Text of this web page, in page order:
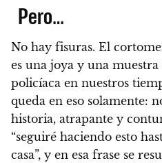
Pero…
No hay fisuras. El
es una joya y una
policíaca en nuestros
queda en eso solamente:
historia, atrapante y
“seguiré haciendo esto
casa”, y en esa frase se